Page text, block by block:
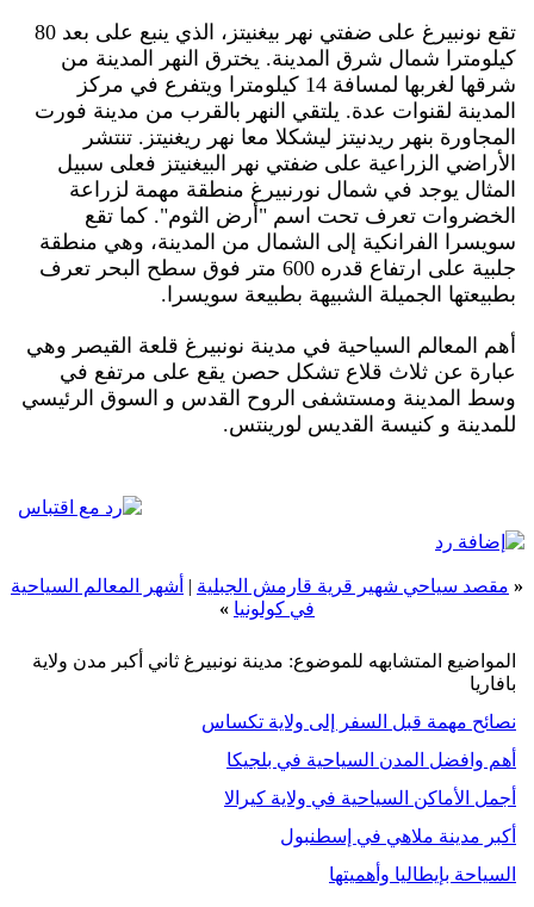
تقع نونبيرغ على ضفتي نهر بيغنيتز، الذي ينبع على بعد 80
كيلومترا شمال شرق المدينة. يخترق النهر المدينة من
شرقها لغربها لمسافة 14 كيلومترا ويتفرع في مركز
المدينة لقنوات عدة. يلتقي النهر بالقرب من مدينة فورت
المجاورة بنهر ريدنيتز ليشكلا معا نهر ريغنيتز. تنتشر
الأراضي الزراعية على ضفتي نهر البيغنيتز فعلى سبيل
المثال يوجد في شمال نورنبيرغ منطقة مهمة لزراعة
الخضروات تعرف تحت اسم "أرض الثوم". كما تقع
سويسرا الفرانكية إلى الشمال من المدينة، وهي منطقة
جلبية على ارتفاع قدره 600 متر فوق سطح البحر تعرف
بطبيعتها الجميلة الشبيهة بطبيعة سويسرا.
أهم المعالم السياحية في مدينة نونبيرغ قلعة القيصر وهي
عبارة عن ثلاث قلاع تشكل حصن يقع على مرتفع في
وسط المدينة ومستشفى الروح القدس و السوق الرئيسي
للمدينة و كنيسة القديس لورينتس.
« مقصد سياحي شهير قرية قارمش الجبلية | أشهر المعالم السياحية
في كولونيا »
المواضيع المتشابهه للموضوع: مدينة نونبيرغ ثاني أكبر مدن ولاية
بافاريا
نصائح مهمة قبل السفر إلى ولاية تكساس
أهم وافضل المدن السياحية في بلجيكا
أجمل الأماكن السياحية في ولاية كيرالا
أكبر مدينة ملاهي في إسطنبول
السياحة بإيطاليا وأهميتها